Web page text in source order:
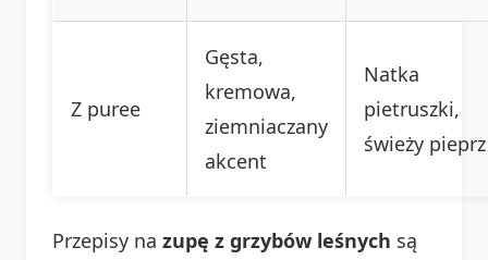
Z puree
Gęsta,
kremowa,
ziemniaczany
akcent
Natka
pietruszki,
świeży pieprz
Przepisy na zupę z grzybów leśnych są